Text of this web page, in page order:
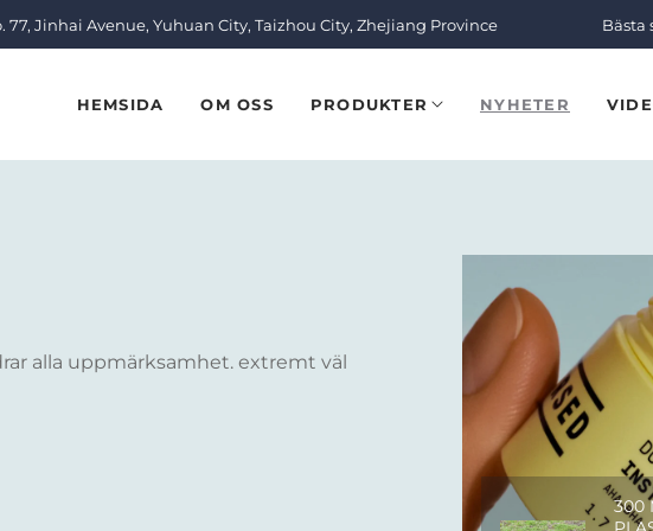
77, Jinhai Avenue, Yuhuan City, Taizhou City, Zhejiang Province Bästa
HEMSIDA OM OSS PRODUKTER NYHETER
alla uppmärksamhet. extremt väl
300